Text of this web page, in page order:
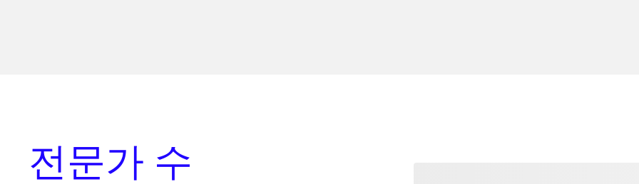
전문가 수